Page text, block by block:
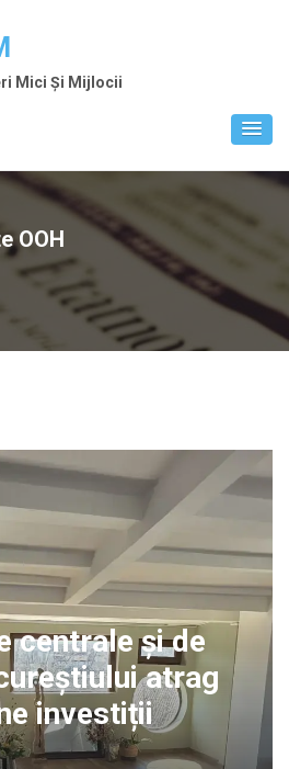
Mici Și Mijlocii
OOH
centrale și de
atrag
investiții